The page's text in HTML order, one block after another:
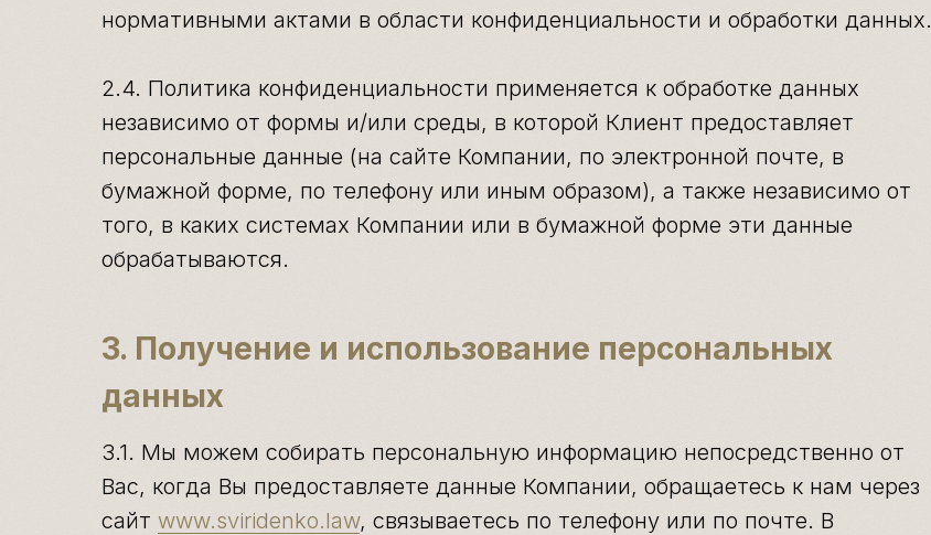
нормативными актами в области конфиденциальности и обработки данных.
2.4. Политика конфиденциальности применяется к обработке данных
независимо от формы и/или среды, в которой Клиент предоставляет
персональные данные (на сайте Компании, по электронной почте, в
бумажной форме, по телефону или иным образом), а также независимо от
того, в каких системах Компании или в бумажной форме эти данные
обрабатываются.
3. Получение и использование персональных
данных
3.1. Мы можем собирать персональную информацию непосредственно от
Вас, когда Вы предоставляете данные Компании, обращаетесь к нам через
сайт www.sviridenko.law, связываетесь по телефону или по почте. В